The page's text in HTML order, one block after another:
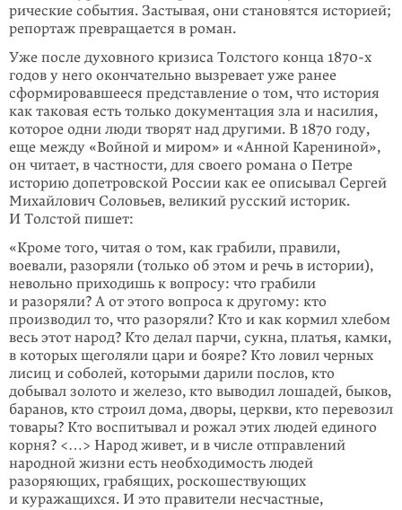
риче­ские события. Застывая, они становятся историей;
репортаж превращается в роман.
Уже после духовного кризиса Толстого конца 1870-х
годов у него окончательно вызревает уже ранее
сформировавшееся представление о том, что история
как таковая есть только документация зла и насилия,
которое одни люди творят над другими. В 1870 году,
еще между «Войной и миром» и «Анной Карениной»,
он читает, в частности, для своего романа о Петре
историю допетровской Рос­сии как ее описывал Сергей
Михайлович Соловьев, великий русский историк.
И Толстой пишет:
«Кроме того, читая о том, как грабили, правили,
воевали, разоряли (толь­ко об этом и речь в истории),
невольно приходишь к вопросу: что грабили
и разоряли? А от этого вопроса к другому: кто
производил то, что разоряли? Кто и как кормил хлебом
весь этот народ? Кто делал пар­чи, сукна, платья, камки,
в которых щеголяли цари и бояре? Кто ловил черных
лисиц и соболей, которыми дарили послов, кто
добывал золото и железо, кто выводил лошадей, быков,
баранов, кто строил дома, дво­ры, церкви, кто перевозил
товары? Кто воспитывал и рожал этих людей единого
корня? <…> Народ живет, и в числе отправлений
народной жиз­ни есть необходимость людей
разоряющих, грабящих, роскошествую­щих
и куражащихся. И это правители несчастные,